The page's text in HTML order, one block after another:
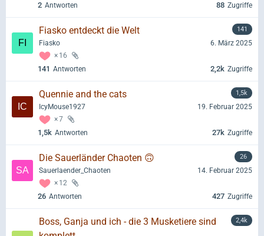
Antworten
2 Zugriffe
88
Fiasko entdeckt die Welt 141
16
Fiasko 6. März 2025
Antworten
141 Zugriffe
2,2k
Quennie and the cats 1,5k
7
IcyMouse1927 19. Februar 2025
Antworten
1,5k Zugriffe
27k
Die Sauerländer Chaoten 🙃 26
12
Sauerlaender_Chaoten 14. Februar 2025
Antworten
26 Zugriffe
427
Boss, Ganja und ich - die 3 Musketiere sind
2,4k